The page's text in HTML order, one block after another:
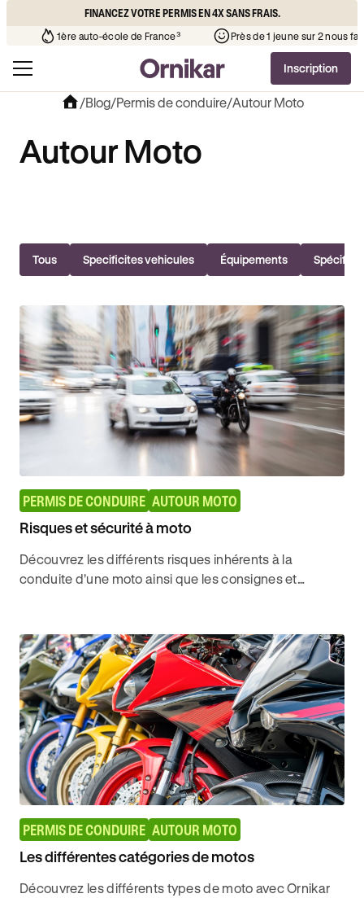
FINANCEZ VOTRE PERMIS EN 4X SANS FRAIS.
l’auto-école de votre quartier ¹ 1ère auto-école de France³
Inscription
/Blog/Permis de conduire/Autour Moto
Autour Moto
Tous Specificites vehicules Équipements
PERMIS DE CONDUIRE AUTOUR MOTO
Risques et sécurité à moto
Découvrez les différents risques inhérents à la
conduite d'une moto ainsi que les consignes et
PERMIS DE CONDUIRE AUTOUR MOTO
Les différentes catégories de motos
Découvrez les différents types de moto avec Ornikar